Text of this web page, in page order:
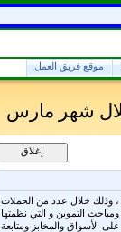
موقع فريق العمل
من ضبط وتحرير عدد 1034 قضية تموينية ، وذلك خلال عدد من الحملات
ومباحث التموين و التي نظمتها
الأسواق والمخابز ومتابعة